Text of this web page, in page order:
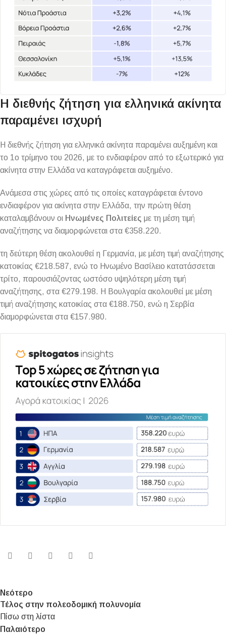
Η διεθνής ζήτηση για ελληνικά ακίνητα
παραμένει ισχυρή
Η διεθνής ζήτηση για ελληνικά ακίνητα παραμένει αυξημένη και
το 1ο τρίμηνο του 2026, με το ενδιαφέρον από το εξωτερικό για
ακίνητα στην Ελλάδα να καταγράφεται αυξημένο.
Ανάμεσα στις χώρες από τις οποίες καταγράφεται έντονο
ενδιαφέρον για ακίνητα στην Ελλάδα, την πρώτη θέση
καταλαμβάνουν οι Ηνωμένες Πολιτείες με τη μέση τιμή
αναζήτησης να διαμορφώνεται στα €358.220.
τη δεύτερη θέση ακολουθεί η Γερμανία, με μέση τιμή αναζήτησης
κατοικίας €218.587, ενώ το Ηνωμένο Βασίλειο κατατάσσεται
τρίτο, παρουσιάζοντας ωστόσο υψηλότερη μέση τιμή
αναζήτησης, στα €279.198. Η Βουλγαρία ακολουθεί με μέση
τιμή αναζήτησης κατοικίας στα €188.750, ενώ η Σερβία
διαμορφώνεται στα €157.980.
Νεότερο
Τέλος στην πολεοδομική πολυνομία
Πίσω στη λίστα
Παλαιότερο